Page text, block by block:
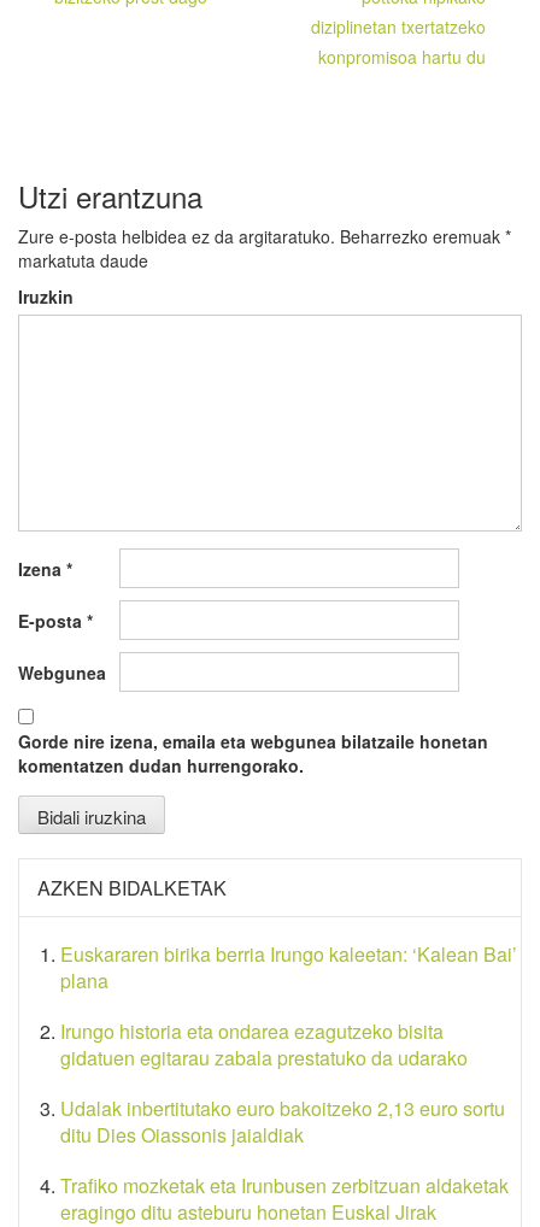
diziplinetan txertatzeko
konpromisoa hartu du
Utzi erantzuna
Zure e-posta helbidea ez da argitaratuko. Beharrezko eremuak *
markatuta daude
Iruzkin
Izena *
E-posta *
Webgunea
Gorde nire izena, emaila eta webgunea bilatzaile honetan
komentatzen dudan hurrengorako.
AZKEN BIDALKETAK
Euskararen birika berria Irungo kaleetan: ‘Kalean Bai’
plana
Irungo historia eta ondarea ezagutzeko bisita
gidatuen egitarau zabala prestatuko da udarako
Udalak inbertitutako euro bakoitzeko 2,13 euro sortu
ditu Dies Oiassonis jaialdiak
Trafiko mozketak eta Irunbusen zerbitzuan aldaketak
eragingo ditu asteburu honetan Euskal Jirak